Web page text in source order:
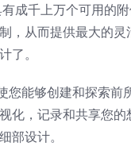
成千上万个可用的
，从而提供最大的
了。
您能够创建和探索前
化，记录和共享您
部设计。